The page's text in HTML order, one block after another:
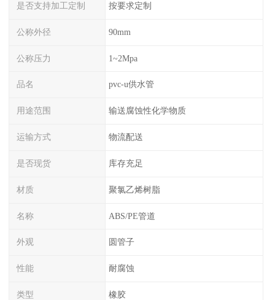
是否支持加工定制 按要求定制
公称外径 90mm
公称压力 1~2Mpa
品名 pvc-u供水管
用途范围 输送腐蚀性化学物质
运输方式 物流配送
是否现货 库存充足
材质 聚氯乙烯树脂
名称 ABS/PE管道
外观 圆管子
性能 耐腐蚀
类型 橡胶